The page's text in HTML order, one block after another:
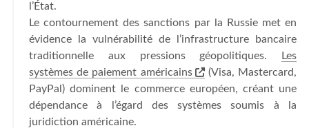
l’État.
Le contournement des sanctions par la Russie met en
évidence la vulnérabilité de l’infrastructure bancaire
traditionnelle aux pressions géopolitiques.
Les
systèmes de paiement américains
(Visa, Mastercard,
PayPal) dominent le commerce européen, créant une
dépendance à l’égard des systèmes soumis à la
juridiction américaine.